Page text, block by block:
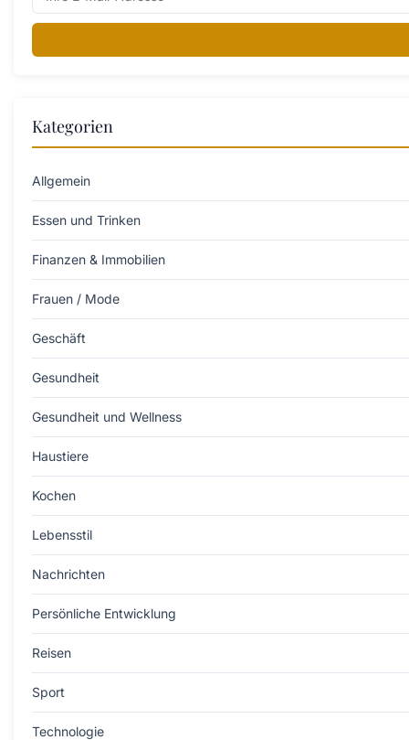
Kategorien
Allgemein
Essen und Trinken
Finanzen & Immobilien
Frauen / Mode
Geschäft
Gesundheit
Gesundheit und Wellness
Haustiere
Kochen
Lebensstil
Nachrichten
Persönliche Entwicklung
Reisen
Sport
Technologie